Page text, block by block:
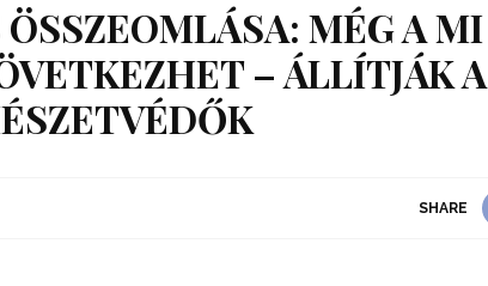
MÉG A MI
– ÁLLÍTJÁK A
SHARE